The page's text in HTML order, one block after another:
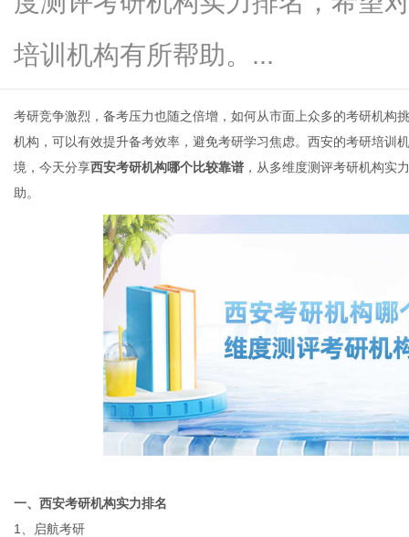
培训机构有所帮助。...
考研竞争激烈，备考压力也随之倍增，如何从市面上众多的考研机构
机构，可以有效提升备考效率，避免考研学习焦虑。西安的考研培训
境，今天分享西安考研机构哪个比较靠谱 ，从多维度测评考研机构实
助。
一、 西安考研机构实力排名
1、启航考研